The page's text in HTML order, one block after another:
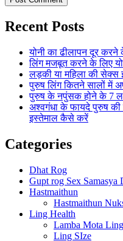
Recent Posts
योनी का ढीलापन दूर करने
लिंग मजबूत करने के लिए
लड़की या महिला की सेक्स
पुरुष लिंग कितने सालों में
पुरुष के नपुंसक होने के 7
अश्वगंधा के फायदे पुरुष
इस्तेमाल कैसे करें
Categories
Dhat Rog
Gupt rog Sex Samasya
Hastmaithun
Hastmaithun
Ling Health
Lamba Mota
Ling SIze